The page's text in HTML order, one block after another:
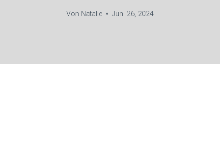
Von Natalie Juni 26, 2024